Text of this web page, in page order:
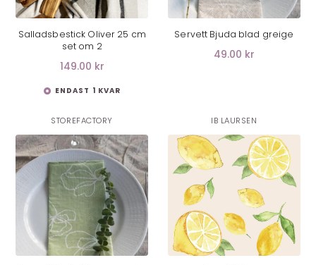
LÄGG I VARUKORG
Salladsbestick Oliver 25 cm
set om 2
149.00 kr
ENDAST 1 KVAR
LÄGG I VARUKORG
Servett Bjuda blad greige
49.00 kr
STOREFACTORY
LÄGG I VARUKORG
IB LAURSEN
LÄGG I VARUKORG